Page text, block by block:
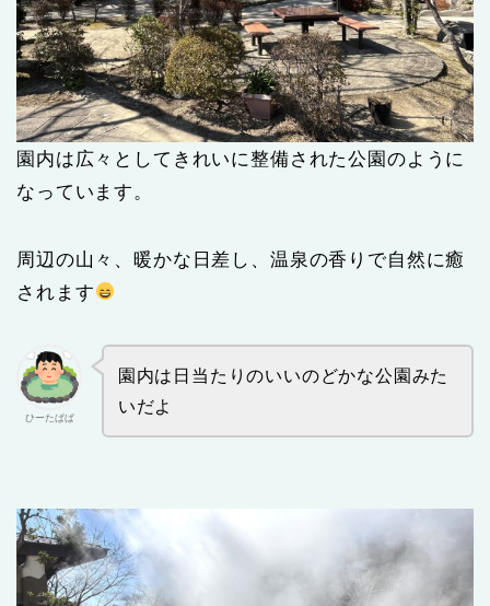
園内は広々としてきれいに整備された公園のように
なっています。
周辺の山々、暖かな日差し、温泉の香りで自然に癒
されます
ひーたぱぱ
園内は日当たりのいいのどかな公園みた
いだよ